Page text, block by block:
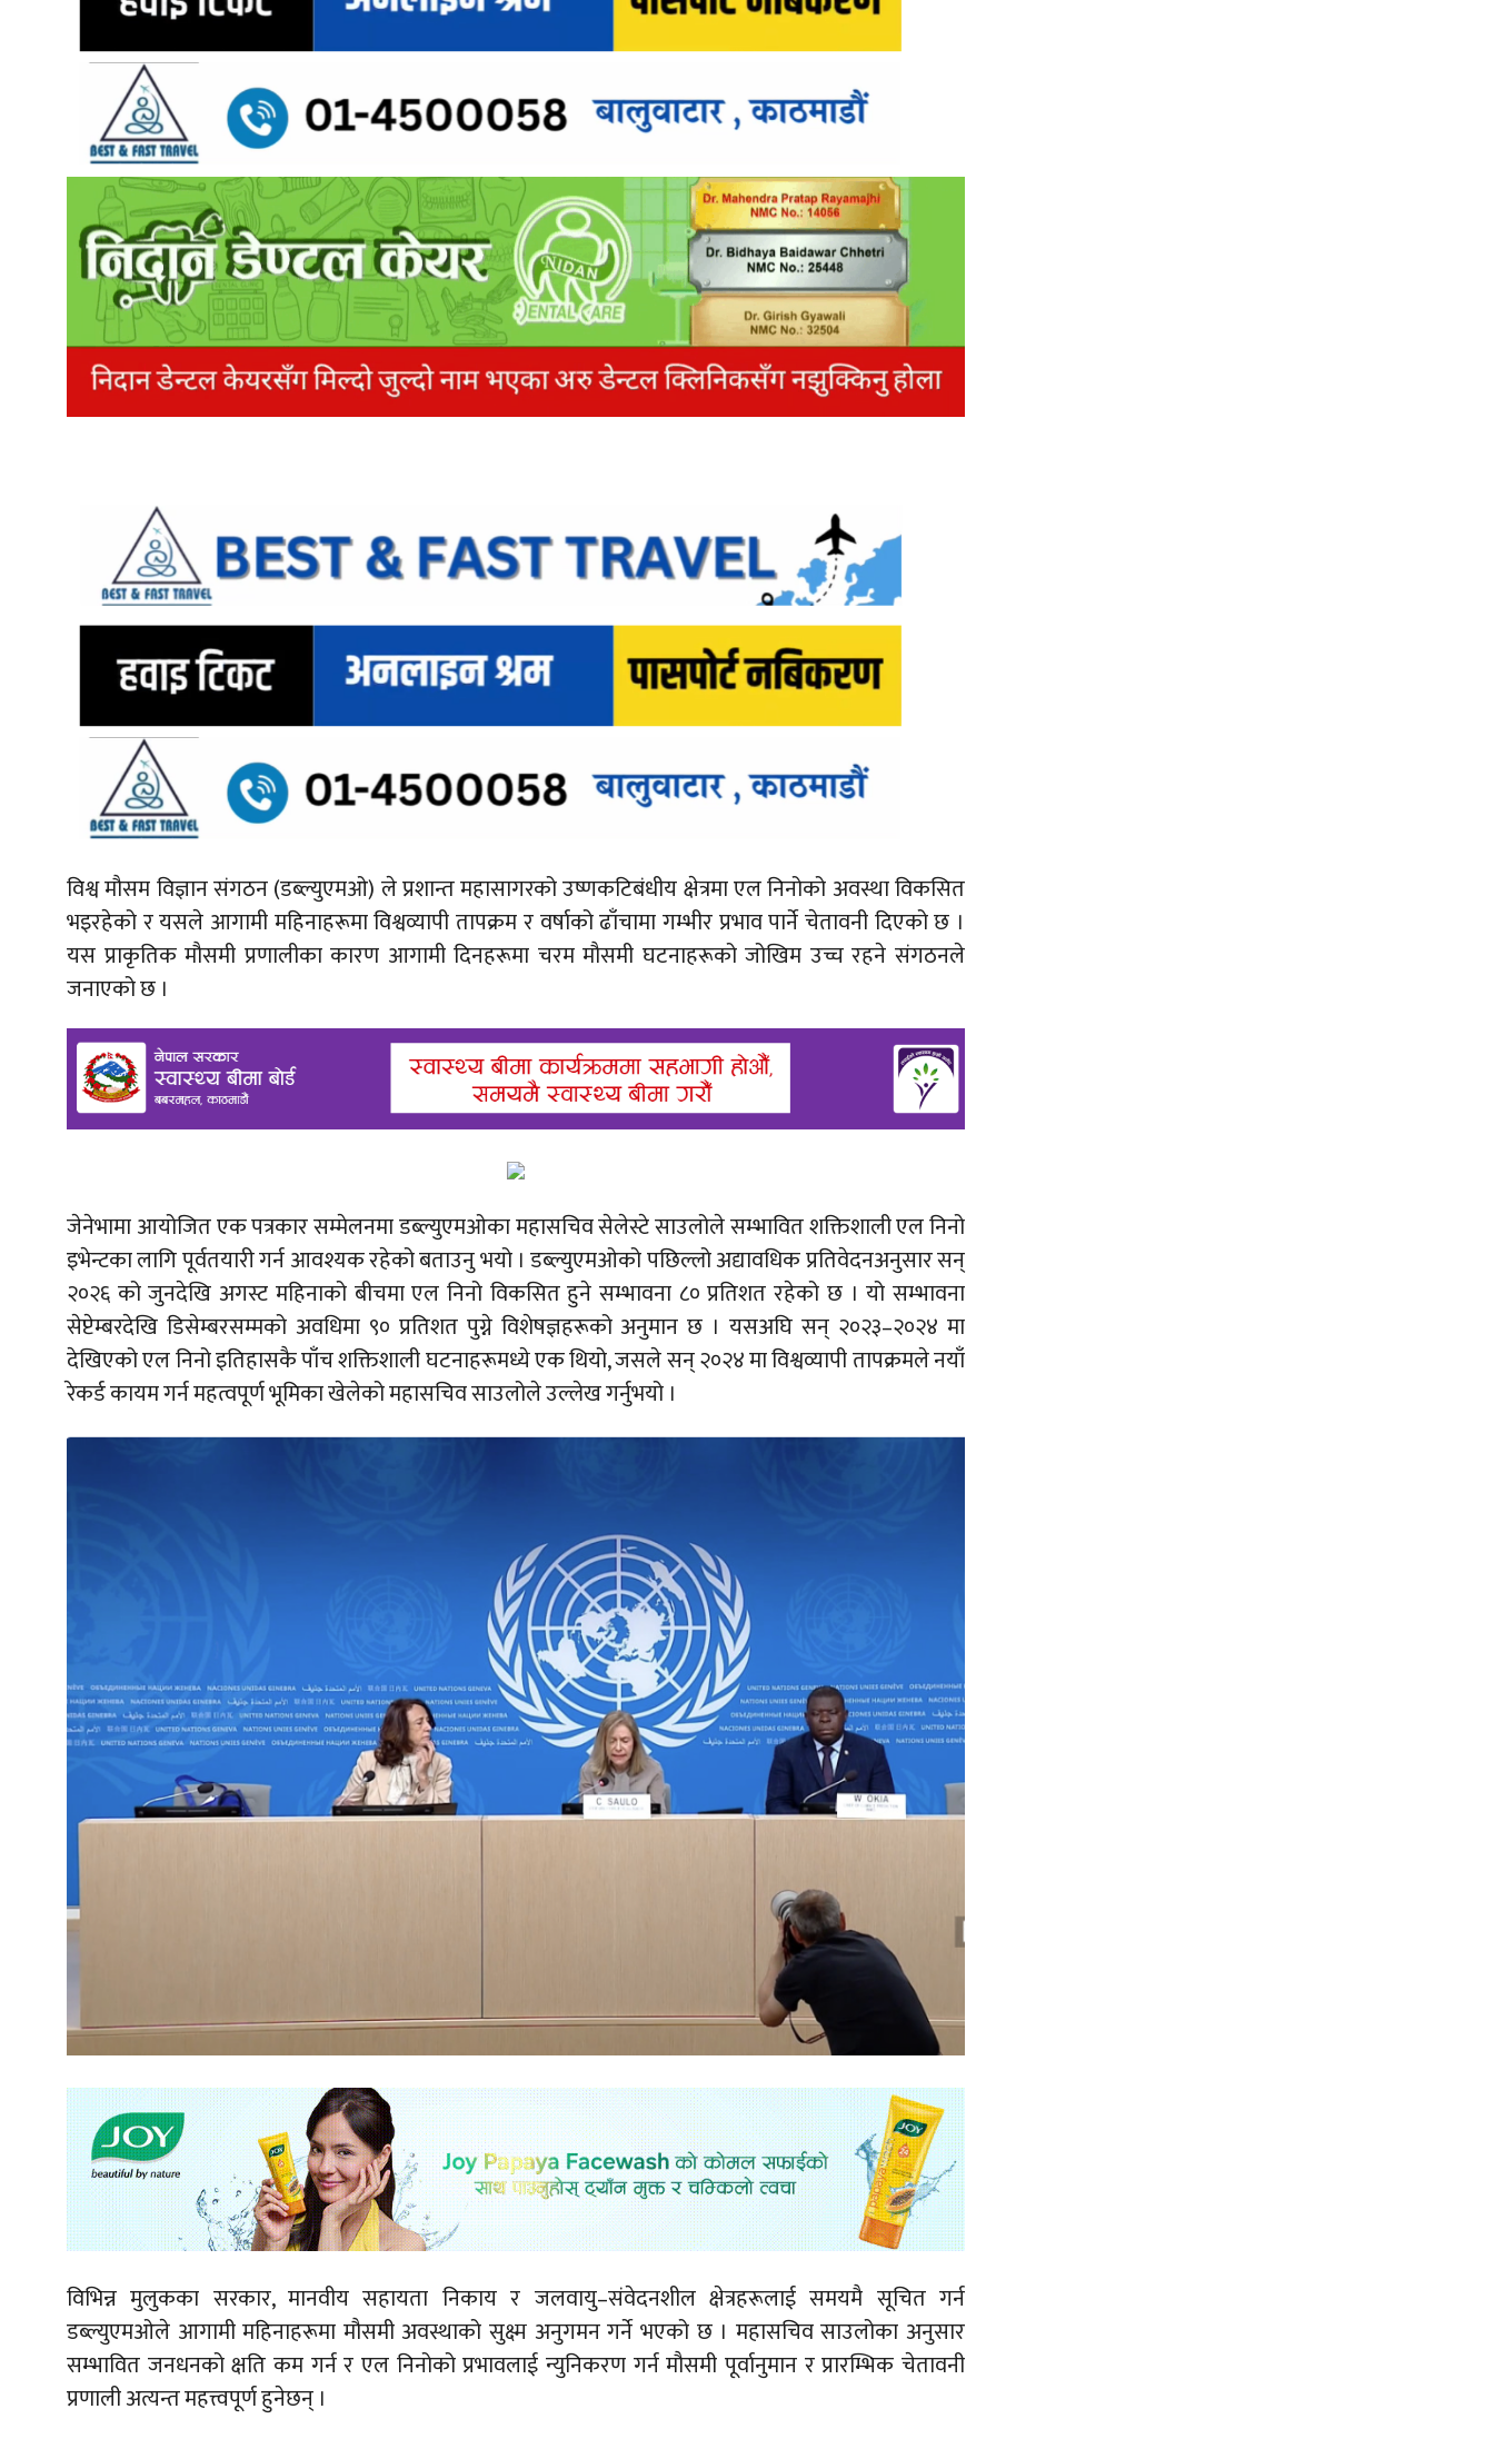
विश्व मौसम विज्ञान संगठन (डब्ल्युएमओ) ले प्रशान्त महासागरको उष्णकटिबंधीय क्षेत्रमा एल निनोको अवस्था विकसित
भइरहेको र यसले आगामी महिनाहरूमा विश्वव्यापी तापक्रम र वर्षाको ढाँचामा गम्भीर प्रभाव पार्ने चेतावनी दिएको छ ।
यस प्राकृतिक मौसमी प्रणालीका कारण आगामी दिनहरूमा चरम मौसमी घटनाहरूको जोखिम उच्च रहने संगठनले
जनाएको छ ।
जेनेभामा आयोजित एक पत्रकार सम्मेलनमा डब्ल्युएमओका महासचिव सेलेस्टे साउलोले सम्भावित शक्तिशाली एल निनो
इभेन्टका लागि पूर्वतयारी गर्न आवश्यक रहेको बताउनु भयो । डब्ल्युएमओको पछिल्लो अद्यावधिक प्रतिवेदनअनुसार सन्
२०२६ को जुनदेखि अगस्ट महिनाको बीचमा एल निनो विकसित हुने सम्भावना ८० प्रतिशत रहेको छ । यो सम्भावना
सेप्टेम्बरदेखि डिसेम्बरसम्मको अवधिमा ९० प्रतिशत पुग्ने विशेषज्ञहरूको अनुमान छ । यसअघि सन् २०२३–२०२४ मा
देखिएको एल निनो इतिहासकै पाँच शक्तिशाली घटनाहरूमध्ये एक थियो, जसले सन् २०२४ मा विश्वव्यापी तापक्रमले नयाँ
रेकर्ड कायम गर्न महत्वपूर्ण भूमिका खेलेको महासचिव साउलोले उल्लेख गर्नुभयो ।
विभिन्न मुलुकका सरकार, मानवीय सहायता निकाय र जलवायु–संवेदनशील क्षेत्रहरूलाई समयमै सूचित गर्न
डब्ल्युएमओले आगामी महिनाहरूमा मौसमी अवस्थाको सुक्ष्म अनुगमन गर्ने भएको छ । महासचिव साउलोका अनुसार
सम्भावित जनधनको क्षति कम गर्न र एल निनोको प्रभावलाई न्युनिकरण गर्न मौसमी पूर्वानुमान र प्रारम्भिक चेतावनी
प्रणाली अत्यन्त महत्त्वपूर्ण हुनेछन् ।